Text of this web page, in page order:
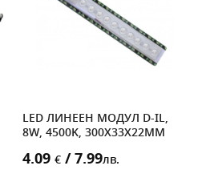
LED ЛИНЕЕН МОДУЛ D-IL,
8W, 4500K, 300X33X22MM
4.09 € / 7.99лв.